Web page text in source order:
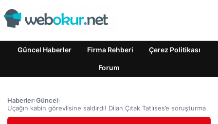
Güncel Haberler Firma Rehberi Çerez Politikası
Forum
Haberler›Güncel›
Uçağın kabin görevlisine saldırdı! Dilan Çıtak Tatlıses’e soruşturma